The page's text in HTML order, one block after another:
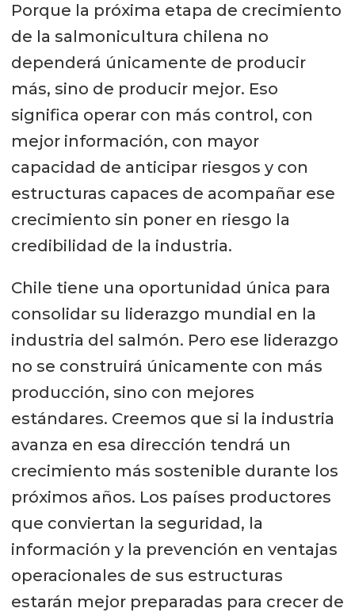
Porque la próxima etapa de crecimiento
de la salmonicultura chilena no
dependerá únicamente de producir
más, sino de producir mejor. Eso
significa operar con más control, con
mejor información, con mayor
capacidad de anticipar riesgos y con
estructuras capaces de acompañar ese
crecimiento sin poner en riesgo la
credibilidad de la industria.
Chile tiene una oportunidad única para
consolidar su liderazgo mundial en la
industria del salmón. Pero ese liderazgo
no se construirá únicamente con más
producción, sino con mejores
estándares. Creemos que si la industria
avanza en esa dirección tendrá un
crecimiento más sostenible durante los
próximos años. Los países productores
que conviertan la seguridad, la
información y la prevención en ventajas
operacionales de sus estructuras
estarán mejor preparadas para crecer de